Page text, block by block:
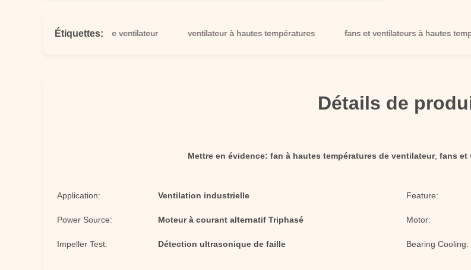
Étiquettes:
hautes températures de ventilateur ventilateur à hautes températures fans et ventilateurs à hautes
Détails de
Mettre en évidence: fan à hautes températures de ventilateur, fans et
Application: Ventilation industrielle Feature:
Power Source: Moteur à courant alternatif Triphasé Motor:
Impeller Test: Détection ultrasonique de faille Bearing Cooling: